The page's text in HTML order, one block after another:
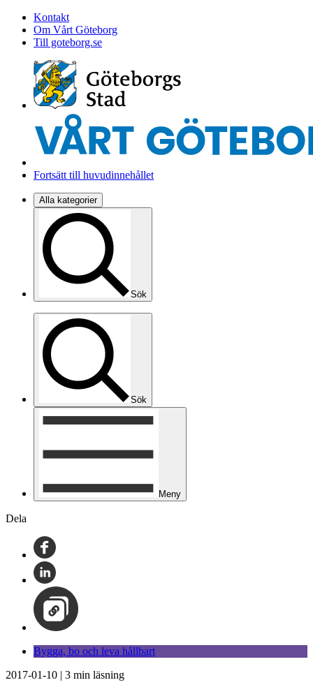
Kontakt
Om Vårt Göteborg
Till goteborg.se
Fortsätt till huvudinnehållet
Alla kategorier
Sök
Sök
Meny
Dela
Bygga, bo och leva hållbart
2017-01-10 | 3 min läsning